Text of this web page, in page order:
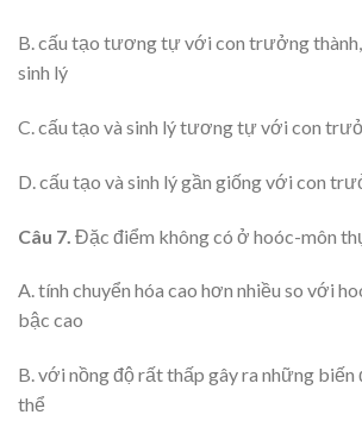
B. cấu tạo tương tự với con trưởng
sinh lý
C. cấu tạo và sinh lý tương tự với con
D. cấu tạo và sinh lý gần giống với con
Câu 7. Đặc điểm không có ở hoóc-môn
A. tính chuyển hóa cao hơn nhiều so với
bậc cao
B. với nồng độ rất thấp gây ra những
thể